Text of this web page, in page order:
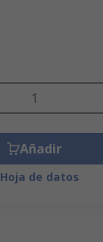
Añadir
Hoja de datos